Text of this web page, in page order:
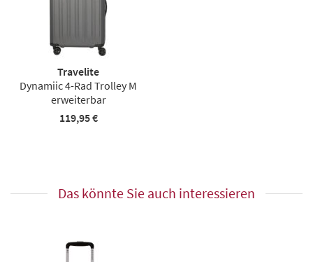
Travelite
Dynamiic 4-Rad Trolley M
erweiterbar
119,95 €
Das könnte Sie auch interessieren